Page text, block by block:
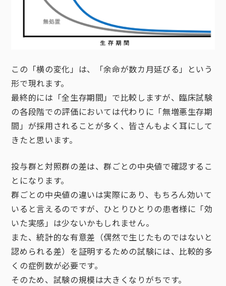
この「横の変化」は、「余命が数カ月延びる」という
形で現れます。
最終的には「全生存期間」で比較しますが、臨床試験
の各段階での評価においては代わりに「無増悪生存期
間」が採用されることが多く、皆さんもよく耳にして
きたと思います。
投与群と対照群の差は、群ごとの中央値で確認するこ
とになります。
群ごとの中央値の違いは実際にあり、もちろん効いて
いると言えるのですが、ひとりひとりの患者様に「効
いた実感」は少ないかもしれません。
また、統計的な有意差（偶然で生じたものではないと
認められる差）を証明するための試験には、比較的多
くの症例数が必要です。
そのため、試験の規模は大きくなりがちです。